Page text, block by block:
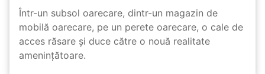
Într-un subsol oarecare, dintr-un magazin de
mobilă oarecare, pe un perete oarecare, o cale de
acces răsare și duce către o nouă realitate
amenințătoare.